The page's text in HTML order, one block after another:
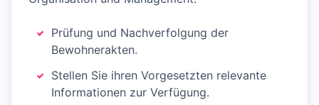
Prüfung und Nachverfolgung der
Bewohnerakten.
Stellen Sie ihren Vorgesetzten relevante
Informationen zur Verfügung.